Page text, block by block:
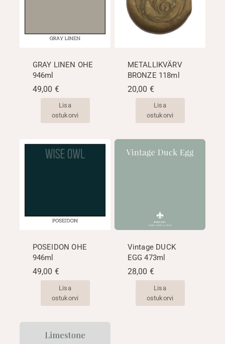
GRAY LINEN OHE
946ml
49,00 €
Lisa
ostukorvi
METALLIKVÄRV
BRONZE 118ml
20,00 €
Lisa
ostukorvi
POSEIDON OHE
946ml
49,00 €
Lisa
ostukorvi
Vintage DUCK
EGG 473ml
28,00 €
Lisa
ostukorvi